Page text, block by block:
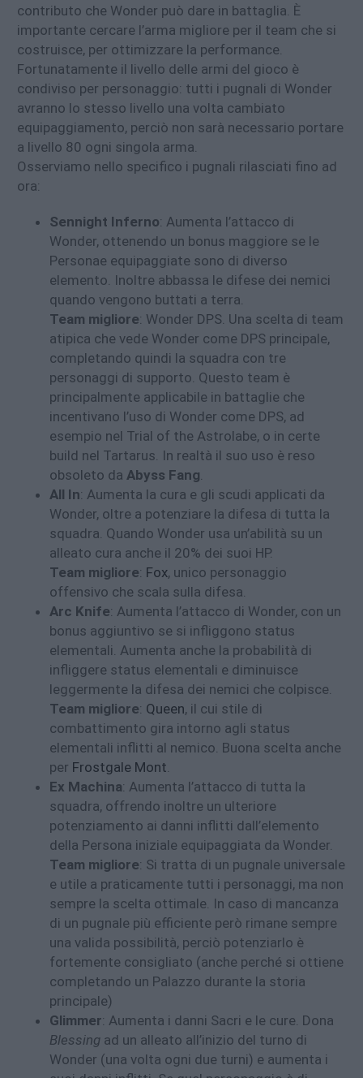
contributo che Wonder può dare in battaglia. È
importante cercare l’arma migliore per il team che si
costruisce, per ottimizzare la performance.
Fortunatamente il livello delle armi del gioco è
condiviso per personaggio: tutti i pugnali di Wonder
avranno lo stesso livello una volta cambiato
equipaggiamento, perciò non sarà necessario portare
a livello 80 ogni singola arma.
Osserviamo nello specifico i pugnali rilasciati fino ad
ora:
Sennight Inferno: Aumenta l’attacco di
Wonder, ottenendo un bonus maggiore se le
Personae equipaggiate sono di diverso
elemento. Inoltre abbassa le difese dei nemici
quando vengono buttati a terra.
Team migliore: Wonder DPS. Una scelta di team
atipica che vede Wonder come DPS principale,
completando quindi la squadra con tre
personaggi di supporto. Questo team è
principalmente applicabile in battaglie che
incentivano l’uso di Wonder come DPS, ad
esempio nel Trial of the Astrolabe, o in certe
build nel Tartarus. In realtà il suo uso è reso
obsoleto da Abyss Fang
All In: Aumenta la cura e gli scudi applicati da
Wonder, oltre a potenziare la difesa di tutta la
squadra. Quando Wonder usa un’abilità su un
alleato cura anche il 20% dei suoi HP.
Team migliore: Fox, unico personaggio
offensivo che scala sulla difesa.
Arc Knife: Aumenta l’attacco di Wonder, con un
bonus aggiuntivo se si infliggono status
elementali. Aumenta anche la probabilità di
infliggere status elementali e diminuisce
leggermente la difesa dei nemici che colpisce.
Team migliore: Queen, il cui stile di
combattimento gira intorno agli status
elementali inflitti al nemico. Buona scelta anche
per Frostgale Mont
Ex Machina: Aumenta l’attacco di tutta la
squadra, offrendo inoltre un ulteriore
potenziamento ai danni inflitti dall’elemento
della Persona iniziale equipaggiata da Wonder.
Team migliore: Si tratta di un pugnale universale
e utile a praticamente tutti i personaggi, ma non
sempre la scelta ottimale. In caso di mancanza
di un pugnale più efficiente però rimane sempre
una valida possibilità, perciò potenziarlo è
fortemente consigliato (anche perché si ottiene
completando un Palazzo durante la storia
principale)
Glimmer: Aumenta i danni Sacri e le cure. Dona
Blessing ad un alleato all’inizio del turno di
Wonder (una volta ogni due turni) e aumenta i